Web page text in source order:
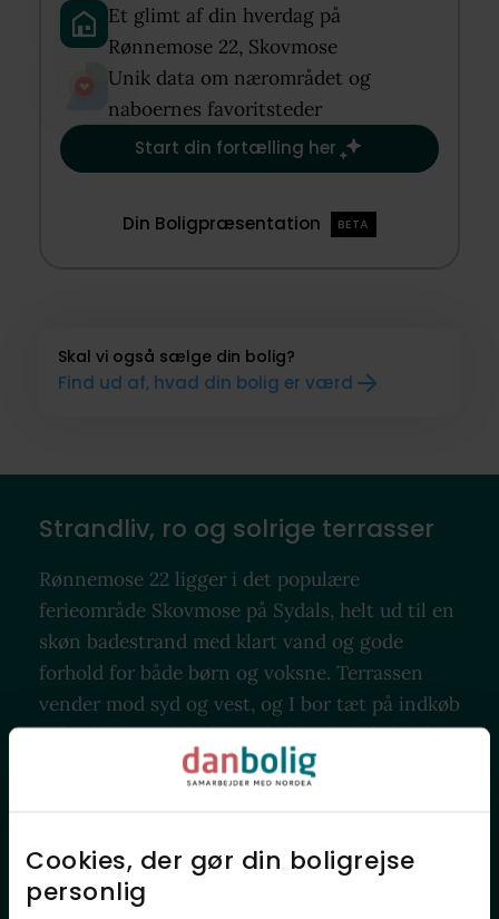
Cookies, der gør din boligrejse
personlig​
Et glimt af din hverdag på
Rønnemose 22, Skovmose​
Unik data om nærområdet og
naboernes favoritsteder​
Start din fortælling her
Din Boligpræsentation BETA
Skal vi også sælge din bolig?
Find ud af, hvad din bolig er værd
Strandliv, ro og solrige terrasser
Rønnemose 22 ligger i det populære
ferieområde Skovmose på Sydals, helt ud til en
skøn badestrand med klart vand og gode
forhold for både børn og voksne. Terrassen
vender mod syd og vest, og I bor tæt på indkøb
i Skovby og Sønderborgs byliv, mens hele Als
byder på natur, historie og lokale specialiteter.
Rønnemose 22, Skovmose